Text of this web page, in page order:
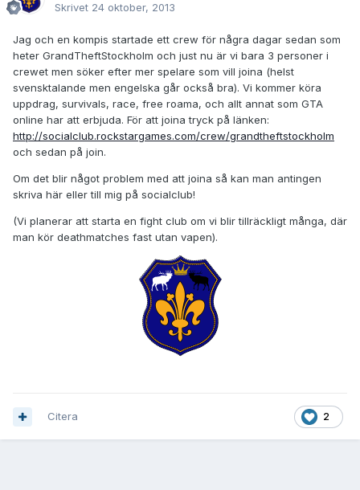
Skrivet 24 oktober, 2013
Jag och en kompis startade ett crew för några dagar sedan som
heter GrandTheftStockholm och just nu är vi bara 3 personer i
crewet men söker efter mer spelare som vill joina (helst
svensktalande men engelska går också bra). Vi kommer köra
uppdrag, survivals, race, free roama, och allt annat som GTA
online har att erbjuda. För att joina tryck på länken:
http://socialclub.rockstargames.com/crew/grandtheftstockholm
och sedan på join.
Om det blir något problem med att joina så kan man antingen
skriva här eller till mig på socialclub!
(Vi planerar att starta en fight club om vi blir tillräckligt många, där
man kör deathmatches fast utan vapen).
2
Citera